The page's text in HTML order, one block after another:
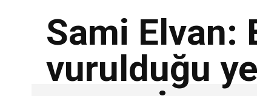
Sami Elvan:
vurulduğu